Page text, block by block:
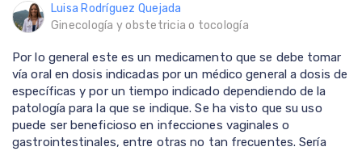
Luisa Rodríguez Quejada
Ginecología y obstetricia o tocología
Por lo general este es un medicamento que se debe tomar
vía oral en dosis indicadas por un médico general a dosis de
específicas y por un tiempo indicado dependiendo de la
patología para la que se indique. Se ha visto que su uso
puede ser beneficioso en infecciones vaginales o
gastrointestinales, entre otras no tan frecuentes. Sería